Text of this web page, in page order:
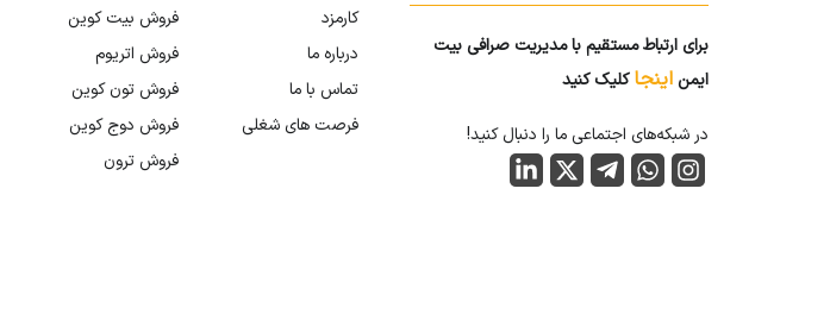
برای ارتباط مستقیم با مدیریت صرافی بیت
ایمن اینجاکلیک کنید
در شبکه‌های اجتماعی ما را دنبال کنید!
کارمزد
درباره ما
تماس با ما
فرصت های شغلی
فروش بیت کوین
فروش اتریوم
فروش تون کوین
فروش دوج کوین
فروش ترون